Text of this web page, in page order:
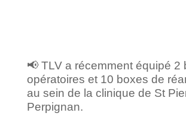
📢 TLV a récemment équipé 2
opératoires et 10 boxes de
au sein de la clinique de St
Perpignan.